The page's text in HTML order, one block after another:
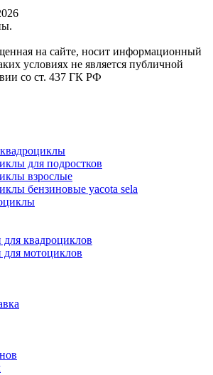
на сайте, носит информационный
условиях не является публичной
со ст. 437 ГК РФ
для подростков
взрослые
бензиновые yacota sela
для квадроциклов
для мотоциклов